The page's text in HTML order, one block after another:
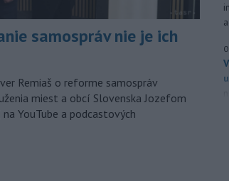
samospráv nie je ich
Remiaš o reforme samospráv
miest a obcí Slovenska Jozefom
YouTube a podcastových